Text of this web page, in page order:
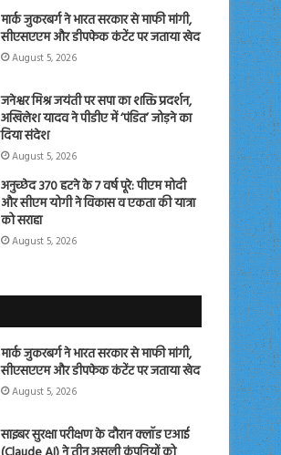
मार्क जुकरबर्ग ने भारत सरकार से माफी मांगी,
सीएसएएम और डीपफेक कंटेंट पर जताया खेद
August 5, 2026
जनेश्वर मिश्र जयंती पर सपा का शक्ति प्रदर्शन,
अखिलेश यादव ने पीडीए में ‘पंडित’ जोड़ने का
दिया संदेश
August 5, 2026
अनुच्छेद 370 हटने के 7 वर्ष पूरे: पीएम मोदी
और सीएम योगी ने विकास व एकता की यात्रा
को सराहा
August 5, 2026
मार्क जुकरबर्ग ने भारत सरकार से माफी मांगी,
सीएसएएम और डीपफेक कंटेंट पर जताया खेद
August 5, 2026
साइबर सुरक्षा परीक्षण के दौरान क्लॉड एआई